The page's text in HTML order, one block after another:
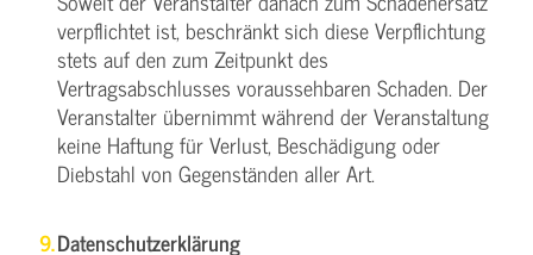
verpflichtet ist, beschränkt sich diese Verpflichtung
stets auf den zum Zeitpunkt des
Vertragsabschlusses voraussehbaren Schaden. Der
Veranstalter übernimmt während der Veranstaltung
keine Haftung für Verlust, Beschädigung oder
Diebstahl von Gegenständen aller Art.
Datenschutzerklärung